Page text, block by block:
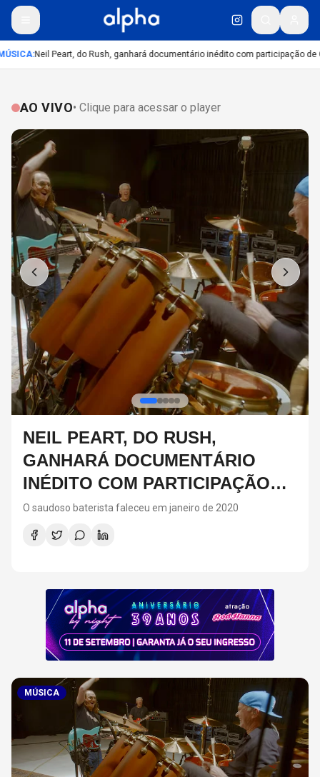
:Neil Peart, do Rush, ganhará documentário inédito com participação de
AO VIVO• Clique para acessar o player
DIA DOS PAIS: IDEIAS DE
PRESENTES CRIATIVOS PARA
SURPREENDER NA DATA
Para fugir dos presentes tradicionais no Dia dos Pais, a
vinis, cursos de gastronomia, assinaturas de café, ingressos
MÚSICA